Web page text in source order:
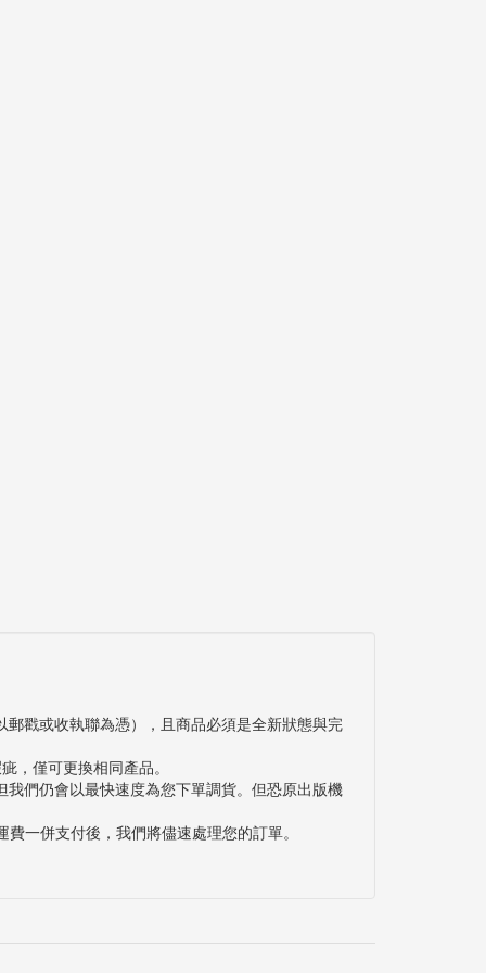
戳或收執聯為憑），且商品必須是全新狀態與完
，僅可更換相同產品。
們仍會以最快速度為您下單調貨。但恐原出版機
一併支付後，我們將儘速處理您的訂單。